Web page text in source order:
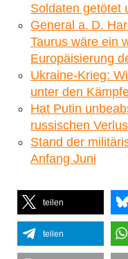
Soldaten getötet
General a. D.
Taurus wäre ein
Europäisierung
Ukraine-Krieg:
unter den
Hat Putin
russischen
Stand der
Anfang Juni
teilen
teilen